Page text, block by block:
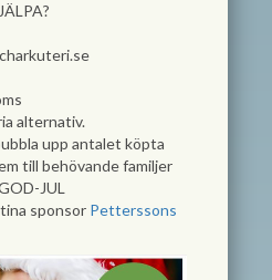
alternativ.
upp antalet köpta
till behövande familjer
JUL
sponsor Petterssons